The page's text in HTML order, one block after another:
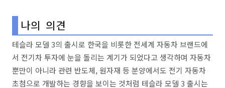
나의 의견
테슬라 모델 3의 출시로 한국을 비롯한 전세계 자동차 브랜드에
서 전기차 투자에 눈을 돌리는 계기가 되었다고 생각하며 자동차
뿐만이 아니라 관련 반도체, 원자재 등 분양에서도 전기 자동차
초첨으로 개발하는 경향을 보이는 것처럼 테슬라 모델 3 출시는